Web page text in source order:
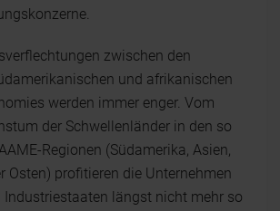
zwischen den
und afrikanischen
werden immer enger. Vom
der Schwellenländer in den so
Regionen (Südamerika, Asien,
Osten) profitieren die Unternehmen
Industriestaaten längst nicht mehr so